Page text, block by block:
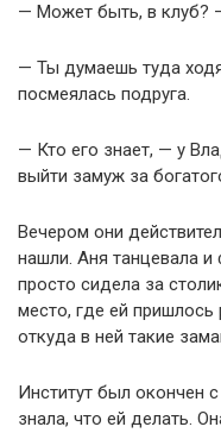
— Может быть, в клуб?
— Ты думаешь туда
посмеялась подруга.
— Кто его знает, — у
выйти замуж за
Вечером они
нашли. Аня танцевала и
просто сидела за
место, где ей пришлось
откуда в ней такие
Институт был окончен
знала, что ей делать.